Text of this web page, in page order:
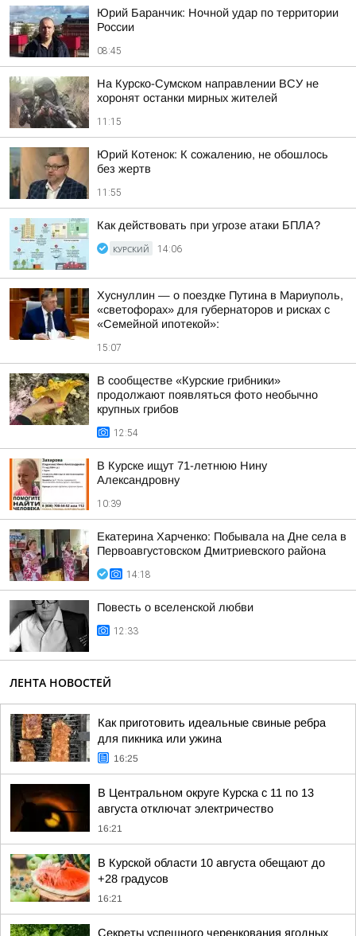
Юрий Баранчик: Ночной удар по территории
России
08:45
На Курско-Сумском направлении ВСУ не
хоронят останки мирных жителей
11:15
Юрий Котенок: К сожалению, не обошлось
без жертв
11:55
Как действовать при угрозе атаки БПЛА?
КУРСКИЙ 14:06
Хуснуллин — о поездке Путина в Мариуполь,
«светофорах» для губернаторов и рисках с
«Семейной ипотекой»:
15:07
В сообществе «Курские грибники»
продолжают появляться фото необычно
крупных грибов
12:54
В Курске ищут 71-летнюю Нину
Александровну
10:39
Екатерина Харченко: Побывала на Дне села в
Первоавгустовском Дмитриевского района
14:18
Повесть о вселенской любви
12:33
ЛЕНТА НОВОСТЕЙ
Как приготовить идеальные свиные ребра
для пикника или ужина
16:25
В Центральном округе Курска с 11 по 13
августа отключат электричество
16:21
В Курской области 10 августа обещают до
+28 градусов
16:21
Секреты успешного черенкования ягодных